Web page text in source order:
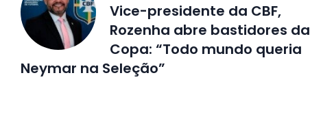
Vice-presidente da CBF,
Rozenha abre bastidores da
Copa: “Todo mundo queria
Neymar na Seleção”